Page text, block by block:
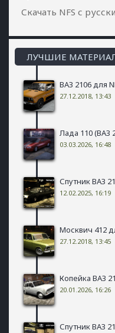
Скачать NFS с
ЛУЧШИЕ
ВАЗ 2106 для
27.12.2018, 13:43
Лада 110 (ВАЗ
03.03.2026, 16:48
Спутник ВАЗ
12.02.2025, 16:19
Москвич 412
27.12.2018, 13:45
Копейка ВАЗ
20.01.2026, 16:26
Спутник ВАЗ